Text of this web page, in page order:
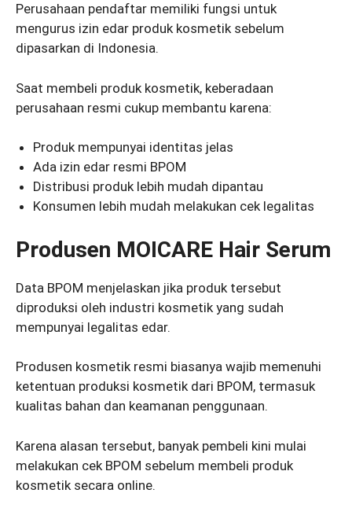
Perusahaan pendaftar memiliki fungsi untuk
mengurus izin edar produk kosmetik sebelum
dipasarkan di Indonesia.
Saat membeli produk kosmetik, keberadaan
perusahaan resmi cukup membantu karena:
Produk mempunyai identitas jelas
Ada izin edar resmi BPOM
Distribusi produk lebih mudah dipantau
Konsumen lebih mudah melakukan cek legalitas
Produsen MOICARE Hair Serum
Data BPOM menjelaskan jika produk tersebut
diproduksi oleh industri kosmetik yang sudah
mempunyai legalitas edar.
Produsen kosmetik resmi biasanya wajib memenuhi
ketentuan produksi kosmetik dari BPOM, termasuk
kualitas bahan dan keamanan penggunaan.
Karena alasan tersebut, banyak pembeli kini mulai
melakukan cek BPOM sebelum membeli produk
kosmetik secara online.